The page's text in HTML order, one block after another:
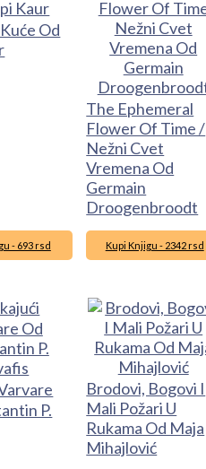
Od
The Ephemeral
Flower Of Time /
Nežni Cvet
Vremena Od
Germain
Droogenbroodt
- 693 rsd
P.
Kupi Knjigu - 2342 rsd
Brodovi, Bogovi I
Mali Požari U
Rukama Od Maja
Mihajlović